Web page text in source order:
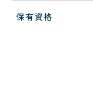
保有資格